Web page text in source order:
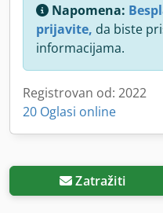
Napomena:
prijavite, da biste
informacijama.
Registrovan od: 2022
20 Oglasi online
Zatražiti